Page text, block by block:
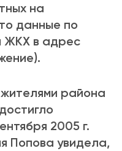
на
данные по
ЖКХ в адрес
района
2005 г.
Попова увидела,